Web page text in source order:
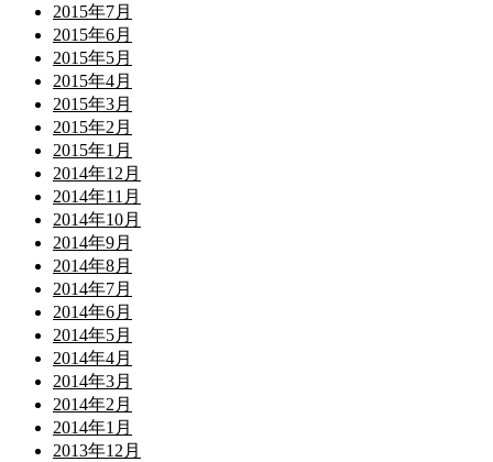
2015年7月
2015年6月
2015年5月
2015年4月
2015年3月
2015年2月
2015年1月
2014年12月
2014年11月
2014年10月
2014年9月
2014年8月
2014年7月
2014年6月
2014年5月
2014年4月
2014年3月
2014年2月
2014年1月
2013年12月